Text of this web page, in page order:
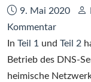
Datum:
9. Mai 2020
Kommentarzu
Ein
DNS-
Server
In Teil 1 und Teil 2
Betrieb des DNS-
heimische